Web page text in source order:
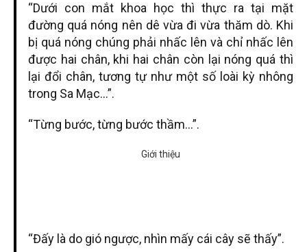
“Dưới con mắt khoa học thì thực ra tại mặt
đường quá nóng nên dê vừa đi vừa thăm dò. Khi
bị quá nóng chúng phải nhấc lên và chỉ nhấc lên
được hai chân, khi hai chân còn lại nóng quá thì
lại đổi chân, tương tự như một số loài kỳ nhông
trong Sa Mạc…”.
“Từng bước, từng bước thầm…”.
“Đấy là do gió ngược, nhìn mấy cái cây sẽ thấy”.